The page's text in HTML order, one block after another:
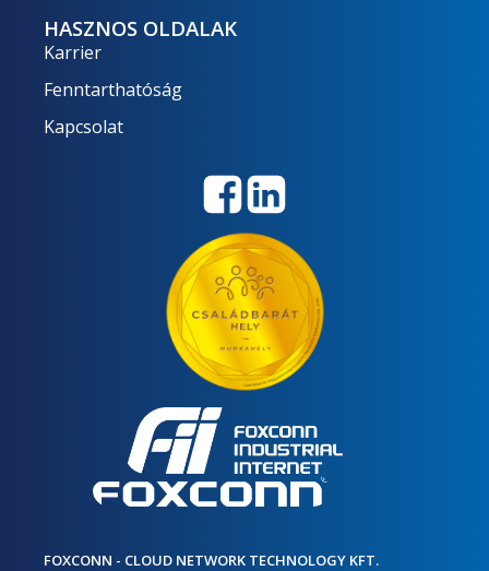
HASZNOS OLDALAK
Karrier
Fenntarthatóság
Kapcsolat
FOXCONN - CLOUD NETWORK TECHNOLOGY KFT.